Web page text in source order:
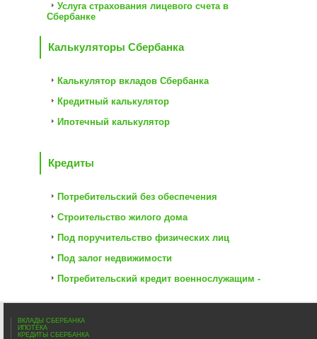
Услуга страхования лицевого счета в
Сбербанке
Калькуляторы Сбербанка
Калькулятор вкладов Сбербанка
Кредитный калькулятор
Ипотечный калькулятор
Кредиты
Потребительский без обеспечения
Строительство жилого дома
Под поручительство физических лиц
Под залог недвижимости
Потребительский кредит военнослужащим -
ВКЛАДЫ СБЕРБАНКА
ИПОТЕКА
КРЕДИТЫ СБЕРБАНКА